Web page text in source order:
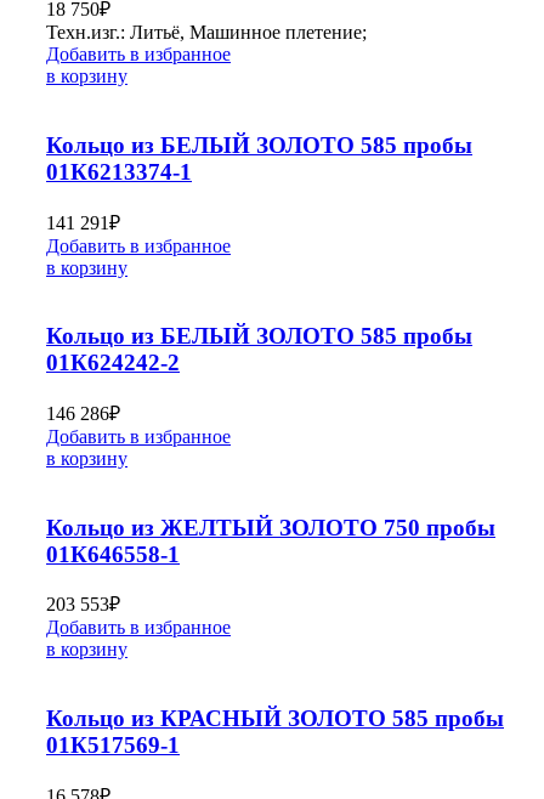
18 750₽
Техн.изг.: Литьё, Машинное плетение;
Добавить в избранное
в корзину
Кольцо из БЕЛЫЙ ЗОЛОТО 585 пробы
01К6213374-1
141 291₽
Добавить в избранное
в корзину
Кольцо из БЕЛЫЙ ЗОЛОТО 585 пробы
01К624242-2
146 286₽
Добавить в избранное
в корзину
Кольцо из ЖЕЛТЫЙ ЗОЛОТО 750 пробы
01К646558-1
203 553₽
Добавить в избранное
в корзину
Кольцо из КРАСНЫЙ ЗОЛОТО 585 пробы
01К517569-1